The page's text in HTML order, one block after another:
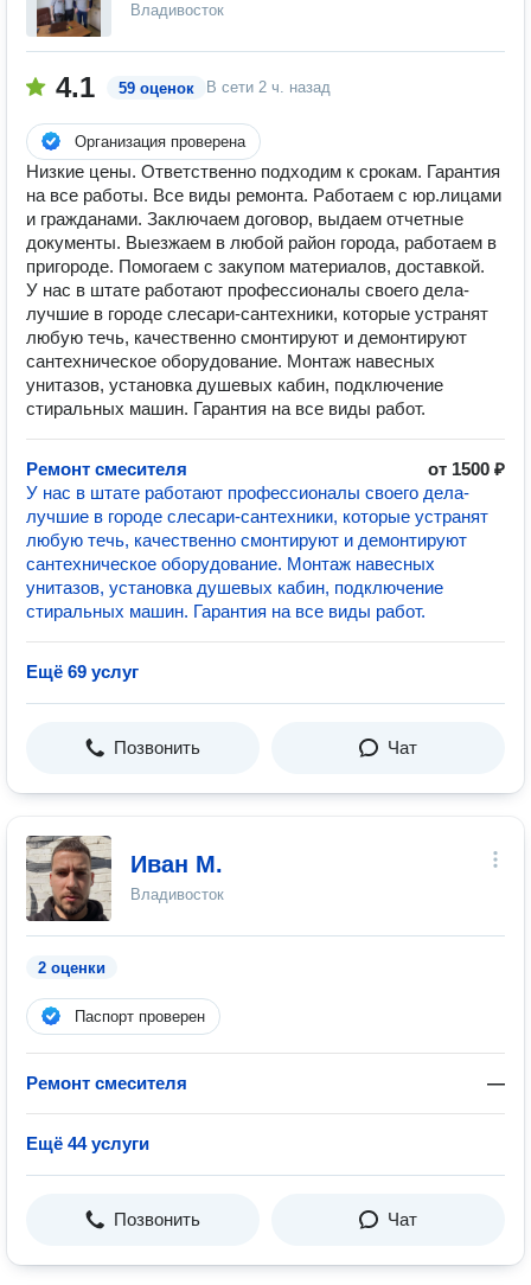
Владивосток
4.1 59 оценок В сети 2 ч. назад
Организация проверена
Низкие цены. Ответственно подходим к срокам. Гарантия
на все работы. Все виды ремонта. Работаем с юр.лицами
и гражданами. Заключаем договор, выдаем отчетные
документы. Выезжаем в любой район города, работаем в
пригороде. Помогаем с закупом материалов, доставкой.
У нас в штате работают профессионалы своего дела-
лучшие в городе слесари-сантехники, которые устранят
любую течь, качественно смонтируют и демонтируют
сантехническое оборудование. Монтаж навесных
унитазов, установка душевых кабин, подключение
стиральных машин. Гарантия на все виды работ.
Ремонт смесителя
от 1500 ₽
У нас в штате работают профессионалы своего дела-
лучшие в городе слесари-сантехники, которые устранят
любую течь, качественно смонтируют и демонтируют
сантехническое оборудование. Монтаж навесных
унитазов, установка душевых кабин, подключение
стиральных машин. Гарантия на все виды работ.
Ещё 69 услуг
Позвонить Чат
Иван М.
Владивосток
2 оценки
Паспорт проверен
Ремонт смесителя —
Ещё 44 услуги
Позвонить Чат